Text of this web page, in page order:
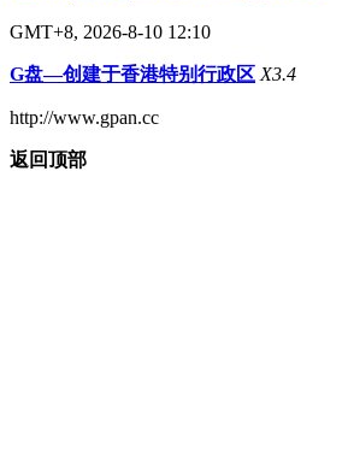
GMT+8, 2026-8-10 12:10
G盘—创建于香港特别行政区 X3.4
http://www.gpan.cc
返回顶部